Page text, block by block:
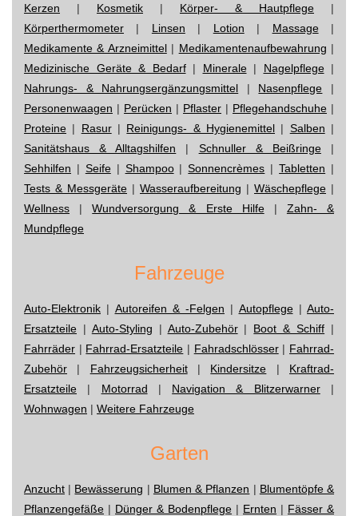
Kerzen | Kosmetik | Körper- & Hautpflege |
Körperthermometer | Linsen | Lotion | Massage|
Medikamente & Arzneimittel| Medikamentenaufbewahrung |
Medizinische Geräte & Bedarf| Minerale| Nagelpflege|
Nahrungs- & Nahrungsergänzungsmittel | Nasenpflege |
Personenwaagen | Perücken | Pflaster | Pflegehandschuhe |
Proteine | Rasur| Reinigungs- & Hygienemittel | Salben |
Sanitätshaus & Alltagshilfen | Schnuller & Beißringe|
Sehhilfen | Seife| Shampoo|Sonnencrèmes |Tabletten |
Tests & Messgeräte | Wasseraufbereitung | Wäschepflege |
Wellness |Wundversorgung & Erste Hilfe| Zahn- &
Mundpflege
Fahrzeuge
Auto-Elektronik | Autoreifen & -Felgen | Autopflege| Auto-
Ersatzteile | Auto-Styling | Auto-Zubehör| Boot & Schiff |
Fahrräder | Fahrrad-Ersatzteile | Fahradschlösser| Fahrrad-
Zubehör | Fahrzeugsicherheit| Kindersitze | Kraftrad-
Ersatzteile | Motorrad | Navigation & Blitzerwarner|
Wohnwagen | Weitere Fahrzeuge
Garten
Anzucht | Bewässerung | Blumen & Pflanzen | Blumentöpfe &
Pflanzengefäße | Dünger & Bodenpflege | Ernten | Fässer &